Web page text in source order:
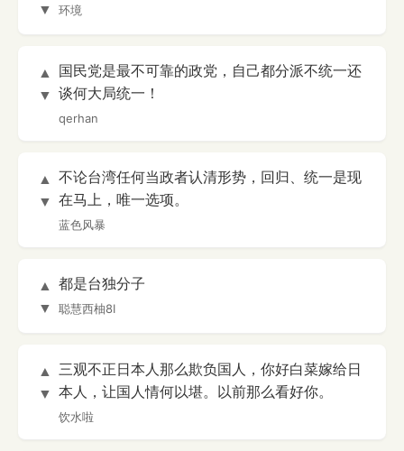
▼
环境
▲
▼
国民党是最不可靠的政党，自己都分派不统一还
谈何大局统一！
qerhan
▲
▼
不论台湾任何当政者认清形势，回归、统一是现
在马上，唯一选项。
蓝色风暴
▲
▼
都是台独分子
聪慧西柚8I
▲
▼
三观不正日本人那么欺负国人，你好白菜嫁给日
本人，让国人情何以堪。以前那么看好你。
饮水啦